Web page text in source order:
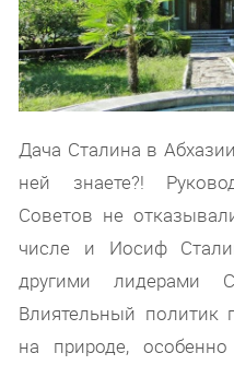
Дача Сталина в
ней знаете?!
Советов не
числе и Иосиф
другими лидерами
Влиятельный политик
на природе,